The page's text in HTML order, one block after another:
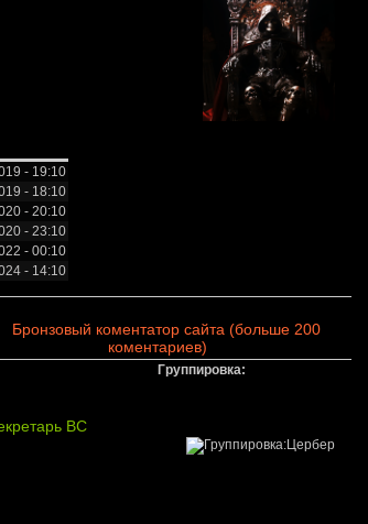
- 19:10
- 18:10
- 20:10
- 23:10
- 00:10
- 14:10
Группировка:
ВС